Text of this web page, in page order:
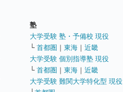
塾
大学受験 塾・予備校 現役
└ 首都圏 ｜ 東海 ｜ 近畿
大学受験 個別指導塾 現役
└ 首都圏 ｜ 東海 ｜ 近畿
大学受験 難関大学特化型 現役